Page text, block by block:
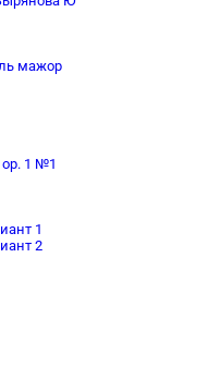
мажор
1 №1
1
2